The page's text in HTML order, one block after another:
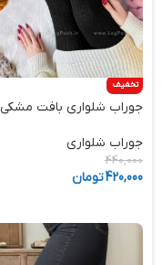
تخفیف
جوراب شلواری بافت مشکی
جوراب شلواری
440,000
420,000تومان